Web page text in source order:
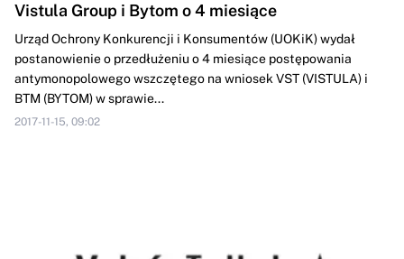
Vistula Group i Bytom o 4 miesiące
Urząd Ochrony Konkurencji i Konsumentów (UOKiK) wydał
postanowienie o przedłużeniu o 4 miesiące postępowania
antymonopolowego wszczętego na wniosek VST (VISTULA) i
BTM (BYTOM) w sprawie...
2017-11-15, 09:02